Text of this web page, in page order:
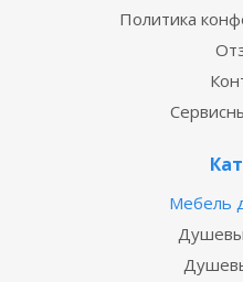
Политика
Мебель